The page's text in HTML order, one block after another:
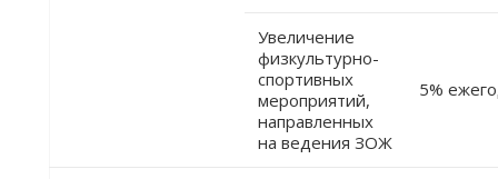
Увеличение
физкультурно-
спортивных
мероприятий,
направленных
на ведения ЗОЖ
5%